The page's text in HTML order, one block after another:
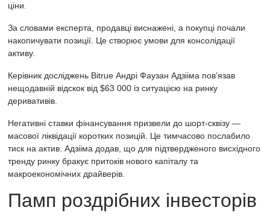
ціни.
За словами експерта, продавці виснажені, а покупці почали
накопичувати позиції. Це створює умови для консолідації
активу.
Керівник досліджень Bitrue Андрі Фаузан Адзііма пов’язав
нещодавній відскок від $63 000 із ситуацією на ринку
деривативів.
Негативні ставки фінансування призвели до шорт-сквізу —
масової ліквідації коротких позицій. Це тимчасово послабило
тиск на актив. Адзііма додав, що для підтвердженого висхідного
тренду ринку бракує притоків нового капіталу та
макроекономічних драйверів.
Памп роздрібних інвесторів